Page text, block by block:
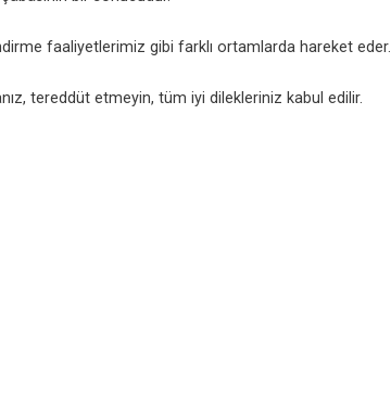
faaliyetlerimiz gibi farklı ortamlarda hareket eder.
tereddüt etmeyin, tüm iyi dilekleriniz kabul edilir.